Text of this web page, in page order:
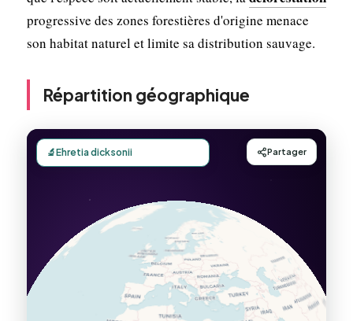
progressive des zones forestières d'origine menace
son habitat naturel et limite sa distribution sauvage.
Répartition géographique